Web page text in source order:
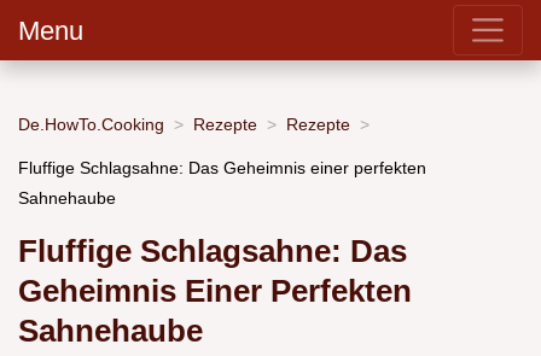
Menu
De.HowTo.Cooking Rezepte Rezepte
Fluffige Schlagsahne: Das Geheimnis einer perfekten
Sahnehaube
Fluffige Schlagsahne: Das
Geheimnis Einer Perfekten
Sahnehaube